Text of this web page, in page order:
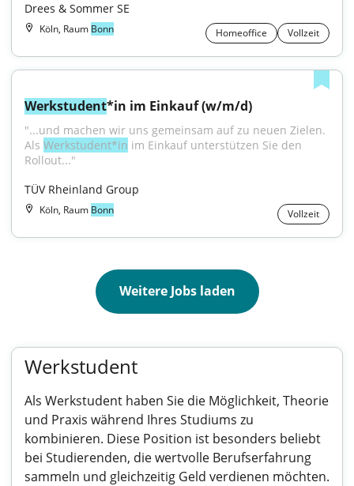
Drees & Sommer SE
Köln, Raum Bonn Homeoffice Vollzeit
Werkstudent*in im Einkauf (w/m/d)
"...und machen wir uns gemeinsam auf zu neuen Zielen.
Als Werkstudent*in im Einkauf unterstützen Sie den
Rollout..."
TÜV Rheinland Group
Köln, Raum Bonn Vollzeit
Weitere Jobs laden
Werkstudent
Als Werkstudent haben Sie die Möglichkeit, Theorie
und Praxis während Ihres Studiums zu
kombinieren. Diese Position ist besonders beliebt
bei Studierenden, die wertvolle Berufserfahrung
sammeln und gleichzeitig Geld verdienen möchten.